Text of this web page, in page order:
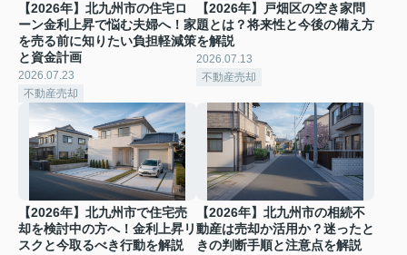
【2026年】北九州市の住宅ロ
ーン金利上昇で悩む夫婦へ！家
を売る前に知りたい負担軽減策
と資金計画
2026.07.23
不動産売却
【2026年】戸畑区の空き家問
題とは？将来性と今後の備え方
を解説
2026.07.13
不動産売却
【2026年】北九州市で住宅売
却を検討中の方へ！金利上昇リ
スクと今取るべき行動を解説
【2026年】北九州市の相続不
動産は売却か活用か？迷ったと
きの判断手順と注意点を解説